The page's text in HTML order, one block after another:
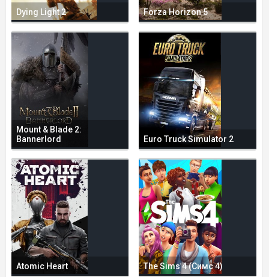
Dying Light 2 Forza Horizon 5
Mount & Blade 2:
Bannerlord
Euro Truck Simulator 2
Atomic Heart The Sims 4 (Симс 4)